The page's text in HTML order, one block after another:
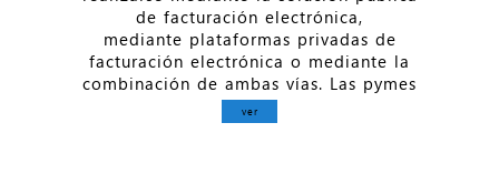
de facturación electrónica,
mediante plataformas privadas de
facturación electrónica o mediante la
combinación de ambas vías. Las pymes
ver